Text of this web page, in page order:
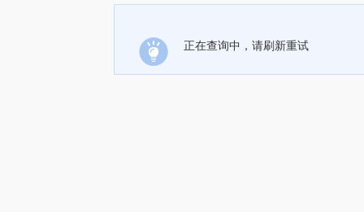
正在查询中，请刷新重试